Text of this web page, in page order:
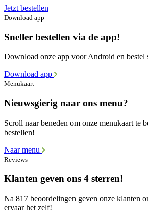
Jetzt bestellen
Download app
Sneller bestellen via de app!
Download onze app voor Android en bestel
Download app
Menukaart
Nieuwsgierig naar ons menu?
Scroll naar beneden om onze menukaart te
bestellen!
Naar menu
Reviews
Klanten geven ons 4 sterren!
Na 817 beoordelingen geven onze klanten
ervaar het zelf!